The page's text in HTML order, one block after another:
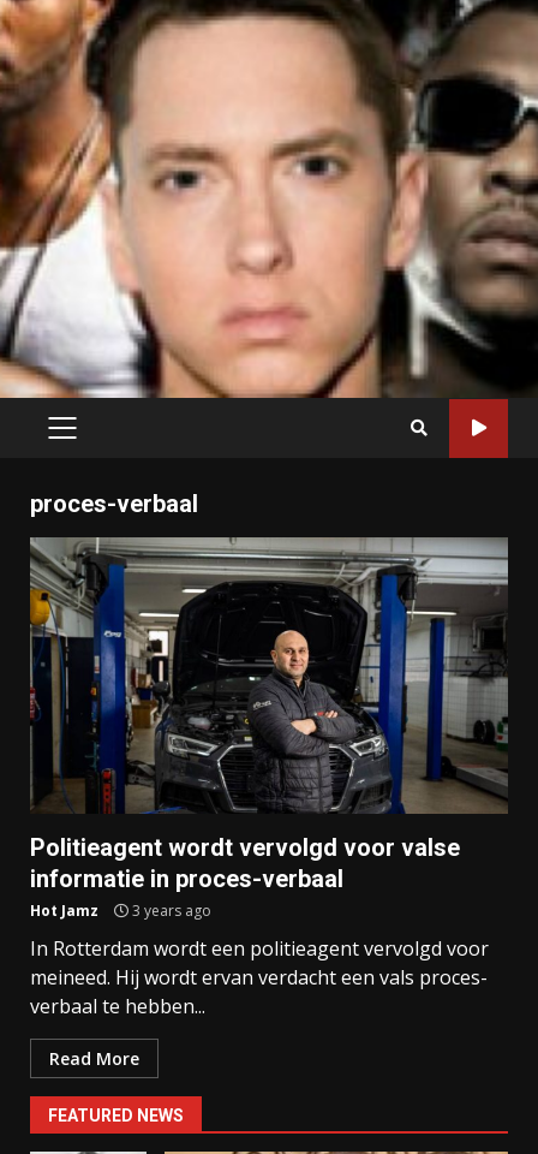
PRIMARY
proces-verbaal
Politieagent wordt vervolgd voor valse
informatie in proces-verbaal
Hot Jamz 3 years ago
In Rotterdam wordt een politieagent vervolgd voor
meineed. Hij wordt ervan verdacht een vals proces-
verbaal te hebben...
Read More
FEATURED NEWS